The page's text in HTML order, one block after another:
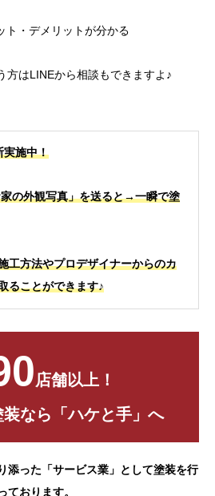
ト・デメリットが分かる
方はLINEから相談もできますよ♪
実施中！
の外観写真」を送ると→一瞬で塗
工方法やプロデザイナーからのカ
ることができます♪
店舗以上！
なら「ハケと手」へ
添った「サービス業」として塗装を行
ております。